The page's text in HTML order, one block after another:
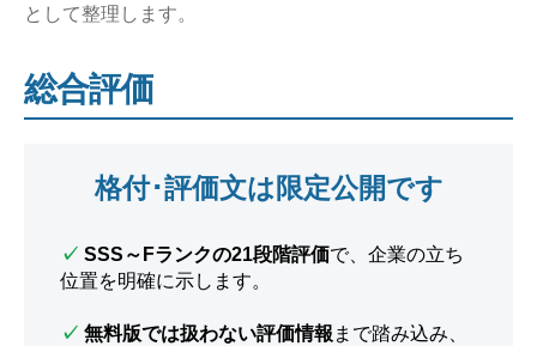
として整理します。
総合評価
格付･評価文は限定公開です
✓ SSS～Fランクの21段階評価で、企業の立ち
位置を明確に示します。
✓ 無料版では扱わない評価情報 まで踏み込み、